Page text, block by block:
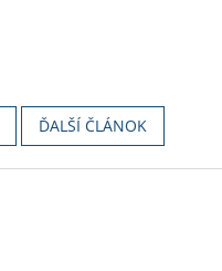
ĎALŠÍ ČLÁNOK